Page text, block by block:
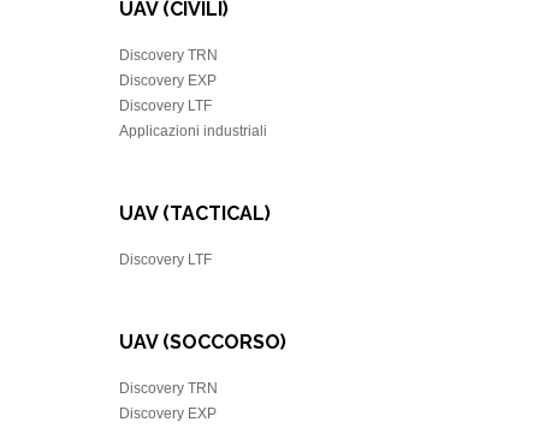
UAV (CIVILI)
Discovery TRN
Discovery EXP
Discovery LTF
Applicazioni industriali
UAV (TACTICAL)
Discovery LTF
UAV (SOCCORSO)
Discovery TRN
Discovery EXP